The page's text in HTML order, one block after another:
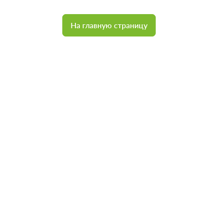
На главную страницу